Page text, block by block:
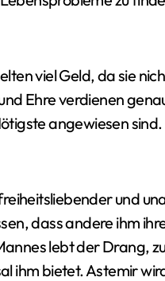
viel Geld, da sie
Ehre verdienen
angewiesen sind.
und
dass andere ihm
lebt der Drang,
ihm bietet. Astemir